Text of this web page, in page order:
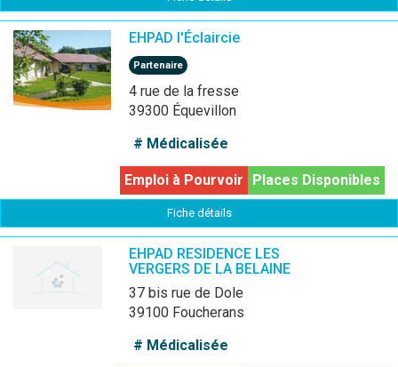
EHPAD l'Éclaircie
Partenaire
4 rue de la fresse
39300 Équevillon
# Médicalisée
Places Disponibles
Emploi à Pourvoir
Fiche détails
EHPAD RESIDENCE LES
VERGERS DE LA BELAINE
37 bis rue de Dole
39100 Foucherans
# Médicalisée